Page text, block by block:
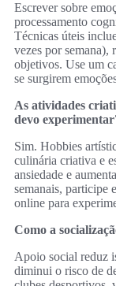
Escrever sobre
processamento
Técnicas úteis
vezes por semana),
objetivos. Use um
se surgirem
As atividades
devo
Sim. Hobbies
culinária criativa e
ansiedade e
semanais, participe
online para
Como a
Apoio social reduz
diminui o risco de